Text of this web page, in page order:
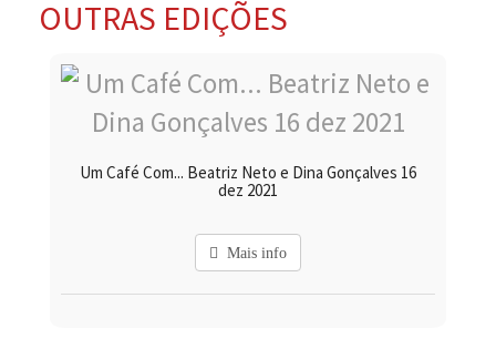
OUTRAS EDIÇÕES
Um Café Com... Beatriz Neto e Dina Gonçalves 16
dez 2021
Mais info